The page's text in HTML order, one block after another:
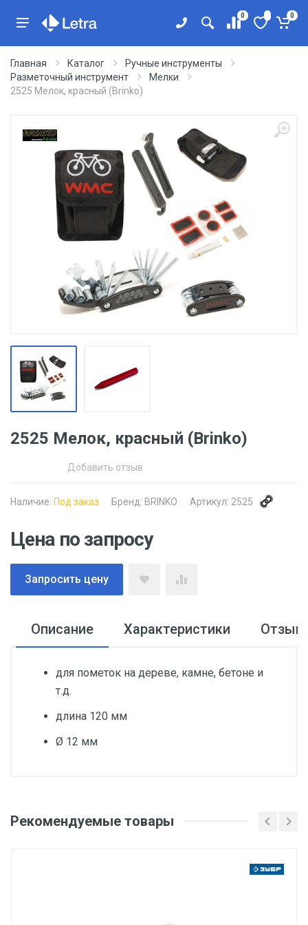
0 0
Главная Каталог
Ручные инструменты
Разметочный инструмент
Мелки
2525 Мелок, красный (Brinko)
2525 Мелок, красный (Brinko)
Добавить отзыв
Наличие: Под заказ Бренд: BRINKO Артикул: 2525
Цена по запросу
Запросить цену
Описание Характеристики
для пометок на дереве, камне, бетоне и
т.д.
длина 120 мм
Ø 12 мм
Общая длина (Од), мм
Рекомендуемые товары